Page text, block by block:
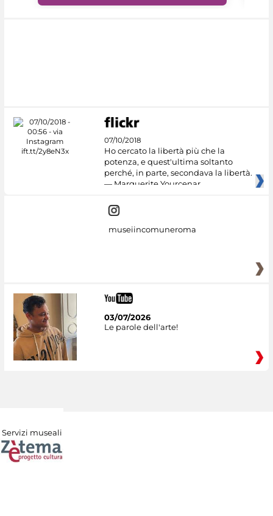
07/10/2018
Ho cercato la libertà più che la
potenza, e quest'ultima soltanto
perché, in parte, secondava la libertà.
— Marguerite Yourcenar
museiincomuneroma
03/07/2026
Le parole dell'arte!
Servizi museali